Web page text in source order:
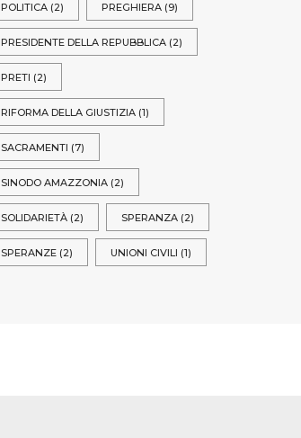
POLITICA(2) PREGHIERA(9)
PRESIDENTE DELLA REPUBBLICA(2)
PRETI (2)
RIFORMA DELLA GIUSTIZIA(1)
SACRAMENTI (7)
SINODO AMAZZONIA(2)
SOLIDARIETÀ(2) SPERANZA(2)
SPERANZE(2) UNIONI CIVILI (1)